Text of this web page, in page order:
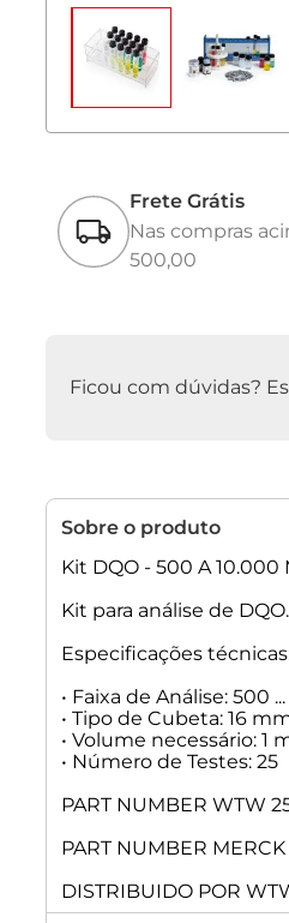
Frete Grátis
Nas compras
500,00
Ficou com dúvidas?
Sobre o produto
Kit DQO - 500 A 10.000
Kit para análise de DQO.
Especificações
• Faixa de Análise: 500
• Tipo de Cubeta: 16
• Volume necessário: 1
• Número de Testes: 25
PART NUMBER WTW
PART NUMBER MERCK
DISTRIBUIDO POR